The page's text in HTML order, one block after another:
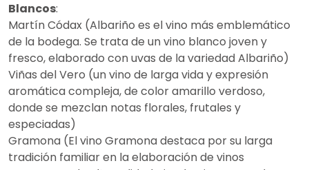
Blancos:
Martín Códax (Albariño es el vino más emblemático
de la bodega. Se trata de un vino blanco joven y
fresco, elaborado con uvas de la variedad Albariño)
Viñas del Vero (un vino de larga vida y expresión
aromática compleja, de color amarillo verdoso,
donde se mezclan notas florales, frutales y
especiadas)
Gramona (El vino Gramona destaca por su larga
tradición familiar en la elaboración de vinos